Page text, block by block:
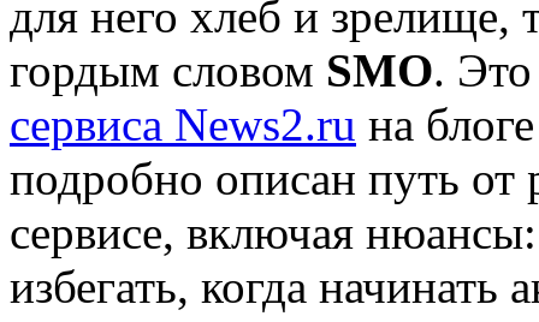
для него хлеб и зрелище,
гордым словом SMO.
сервиса News2.ru на
подробно описан путь от
сервисе, включая
избегать, когда